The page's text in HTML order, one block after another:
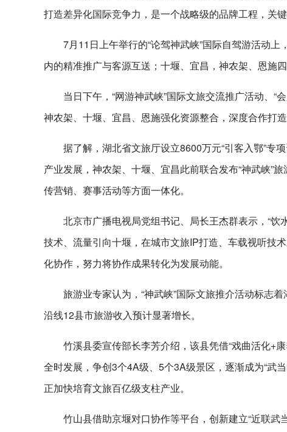
打造差异化国际竞争力，是一个战略级的品牌工程，关
7月11日上午举行的“论驾神武峡”国际自驾游活动
内的精准推广与客源互送；十堰、宜昌，神农架、恩施
当日下午，“网游神武峡”国际文旅交流推广活动、“
神农架、十堰、宜昌、恩施强化资源整合，深度合作打造
据了解，湖北省文旅厅设立8600万元“引客入鄂”专
产业发展，神农架、十堰、宜昌此前联合发布“神武峡”
传营销、赛事活动等方面一体化。
北京市广播电视局党组书记、局长王杰群表示，“饮
技术、流量引向十堰，在城市文旅IP打造、车载视听技
化协作，努力将协作成果转化为发展动能。
旅游业专家认为，“神武峡”国际文旅推介活动标志
沿线12县市旅游收入预计显著增长。
竹溪县委宣传部长李芳介绍，该县凭借“戏曲活化+
全时发展，争创3个4A级、5个3A级景区，逐渐成为“武
正加快培育文旅百亿级支柱产业。
竹山县借助京堰对口协作等平台，创新建立“近联